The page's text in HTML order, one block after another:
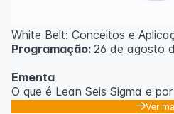
White Belt: Conceitos e
Programação: 26 de agosto
Ementa
O que é Lean Seis Sigma e
eficientes do mundo usam;Ver